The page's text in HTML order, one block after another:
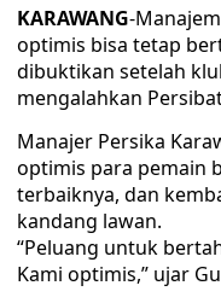
KARAWANG-
optimis bisa tetap
dibuktikan setelah
mengalahkan
Manajer Persika
optimis para pemain
terbaiknya, dan
kandang lawan.
“Peluang untuk
Kami optimis,” ujar